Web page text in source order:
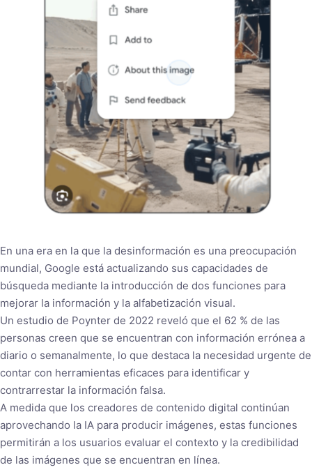
En una era en la que la desinformación es una preocupación
mundial, Google está actualizando sus capacidades de
búsqueda mediante la introducción de dos funciones para
mejorar la información y la alfabetización visual.
Un estudio de Poynter de 2022 reveló que el 62 % de las
personas creen que se encuentran con información errónea a
diario o semanalmente, lo que destaca la necesidad urgente de
contar con herramientas eficaces para identificar y
contrarrestar la información falsa.
A medida que los creadores de contenido digital continúan
aprovechando la IA para producir imágenes, estas funciones
permitirán a los usuarios evaluar el contexto y la credibilidad
de las imágenes que se encuentran en línea.